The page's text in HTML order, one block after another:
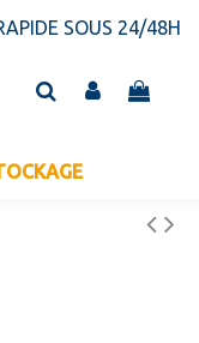
SOUS 24/48H